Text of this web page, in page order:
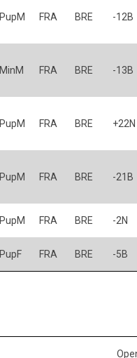
PupM FRA BRE -12B
MinM FRA BRE -13B
PupM FRA BRE +22N
PupM FRA BRE -21B
PupM FRA BRE -2N
PupF FRA BRE -5B